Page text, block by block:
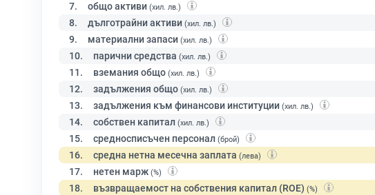
7. общо активи (хил. лв.)
8. дълготрайни активи (хил. лв.)
9. материални запаси (хил. лв.)
10. парични средства (хил. лв.)
11. вземания общо (хил. лв.)
12. задължения общо (хил. лв.)
13. задължения към финансови институции (хил. лв.)
14. собствен капитал (хил. лв.)
15. средносписъчен персонал (брой)
16. средна нетна месечна заплата (лева)
17. нетен марж (%)
18. възвращаемост на собствения капитал (ROE) (%)